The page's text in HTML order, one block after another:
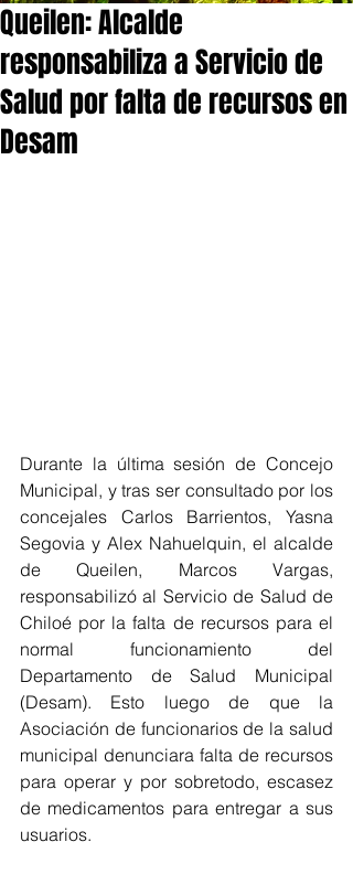
Queilen: Alcalde
responsabiliza a Servicio de
Salud por falta de recursos en
Desam
Durante la última sesión de Concejo
Municipal, y tras ser consultado por los
concejales Carlos Barrientos, Yasna
Segovia y Alex Nahuelquin, el alcalde
de Queilen, Marcos Vargas,
responsabilizó al Servicio de Salud de
Chiloé por la falta de recursos para el
normal funcionamiento del
Departamento de Salud Municipal
(Desam). Esto luego de que la
Asociación de funcionarios de la salud
municipal denunciara falta de recursos
para operar y por sobretodo, escasez
de medicamentos para entregar a sus
usuarios.